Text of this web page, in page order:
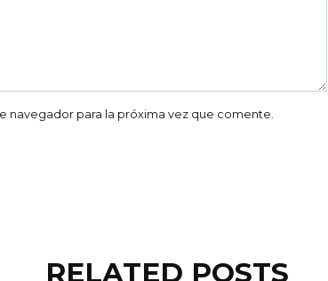
para la próxima vez que comente.
RELATED POSTS